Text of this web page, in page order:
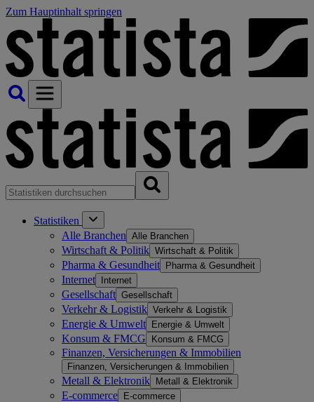
Zum Hauptinhalt springen
Statistiken
Alle Branchen Alle Branchen
Wirtschaft & Politik Wirtschaft & Politik
Pharma & Gesundheit Pharma & Gesundheit
Internet Internet
Gesellschaft Gesellschaft
Verkehr & Logistik Verkehr & Logistik
Energie & Umwelt Energie & Umwelt
Konsum & FMCG Konsum & FMCG
Finanzen, Versicherungen & Immobilien
Finanzen, Versicherungen & Immobilien
Metall & Elektronik Metall & Elektronik
E-commerce E-commerce